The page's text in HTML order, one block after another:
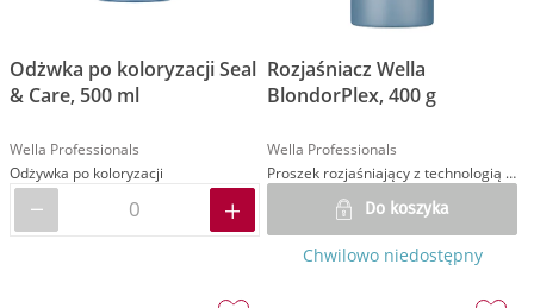
Odżwka po koloryzacji Seal
& Care, 500 ml
Wella Professionals
Odżywka po koloryzacji
Rozjaśniacz Wella
BlondorPlex, 400 g
Wella Professionals
Proszek rozjaśniający z technologią Bond Builder
Do koszyka
Chwilowo niedostępny